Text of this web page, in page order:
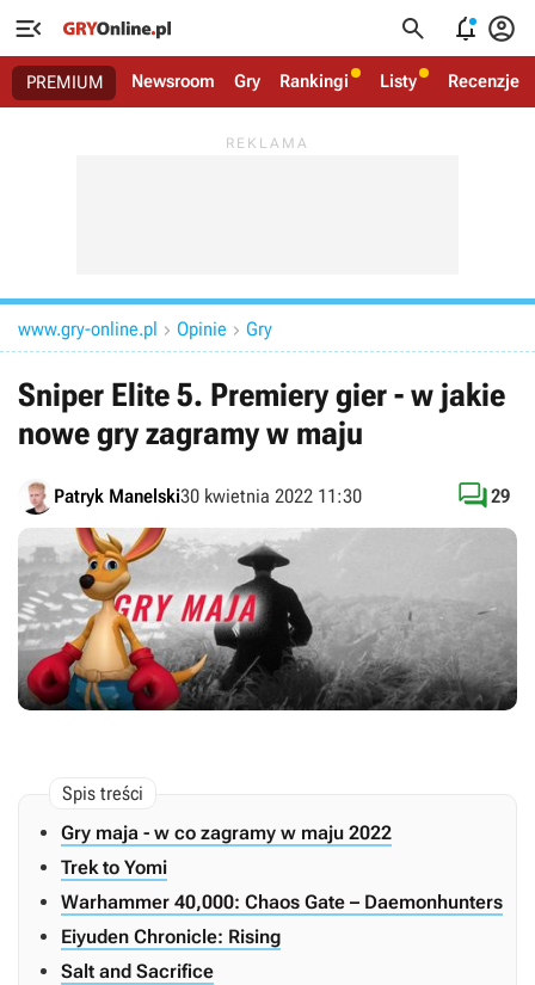
   
PREMIUM Newsroom Gry Rankingi Listy Recenzje
www.gry-online.pl  Opinie  Gry
Sniper Elite 5. Premiery gier - w jakie
nowe gry zagramy w maju
Patryk Manelski30 kwietnia 2022 11:30 29
Gry maja - w co zagramy w maju 2022
Trek to Yomi
Warhammer 40,000: Chaos Gate – Daemonhunters
Eiyuden Chronicle: Rising
Salt and Sacrifice